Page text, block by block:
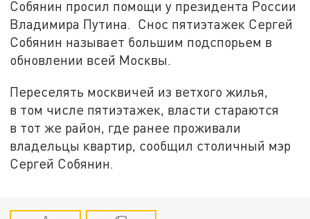
Собянин просил помощи у президента России
Владимира Путина. Снос пятиэтажек Сергей
Собянин называет большим подспорьем в
обновлении всей Москвы.
Переселять москвичей из ветхого жилья,
в том числе пятиэтажек, власти стараются
в тот же район, где ранее проживали
владельцы квартир, сообщил столичный мэр
Сергей Собянин.